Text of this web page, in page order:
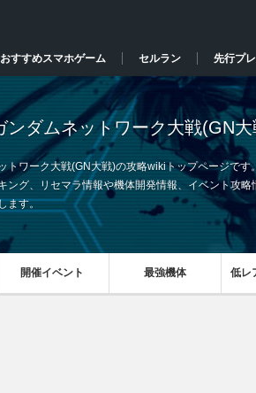
おすすめスマホゲーム セルラン 先行プ
ンダムネットワーク大戦(GN
トワーク大戦(GN大戦)の攻略wikiトップページです
ング、リセマラ情報や機体開発情報、イベント攻
ます。
開催イベント 最強機体 低レ